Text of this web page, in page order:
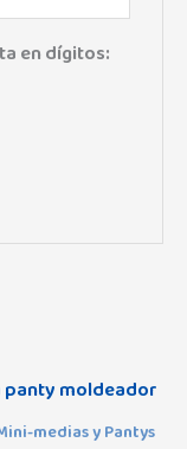
en dígitos:
medias y Pantys